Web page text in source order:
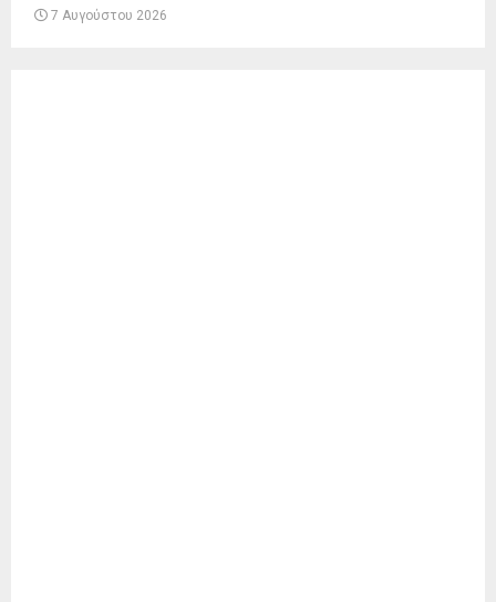
7 Αυγούστου 2026